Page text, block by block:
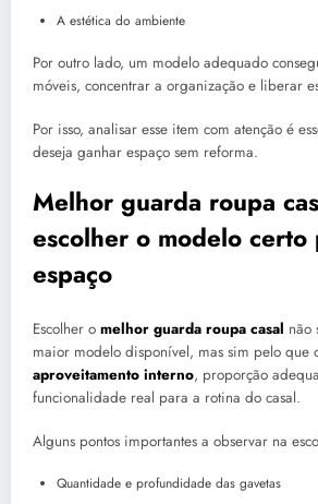
A estética do ambiente
Por outro lado, um modelo adequado
móveis, concentrar a organização e liberar
Por isso, analisar esse item com atenção é
deseja ganhar espaço sem reforma.
Melhor guarda roupa
escolher o modelo certo
espaço
Escolher o melhor guarda roupa casal não
maior modelo disponível, mas sim pelo que
aproveitamento interno, proporção
funcionalidade real para a rotina do casal.
Alguns pontos importantes a observar na
Quantidade e profundidade das gavetas